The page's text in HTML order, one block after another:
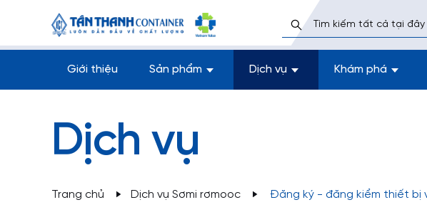
Giới thiệu Sản phẩm Dịch vụ Khám phá
Đăng ký - đăng kiểm thiết bị vận tải
Dịch vụ
Trang chủ Dịch vụ Sơmi rơmooc Đăng ký - đăng kiểm thiết bị